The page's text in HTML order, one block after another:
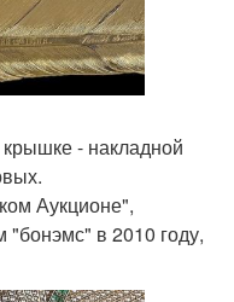
- накладной
Аукционе",
в 2010 году,